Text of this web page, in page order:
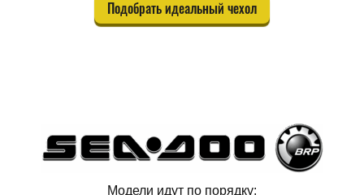
Подобрать идеальный чехол
Модели идут по порядку: